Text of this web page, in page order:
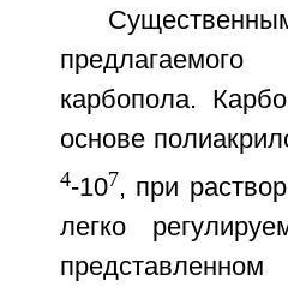
карбопола.
основе
4-107, при
легко